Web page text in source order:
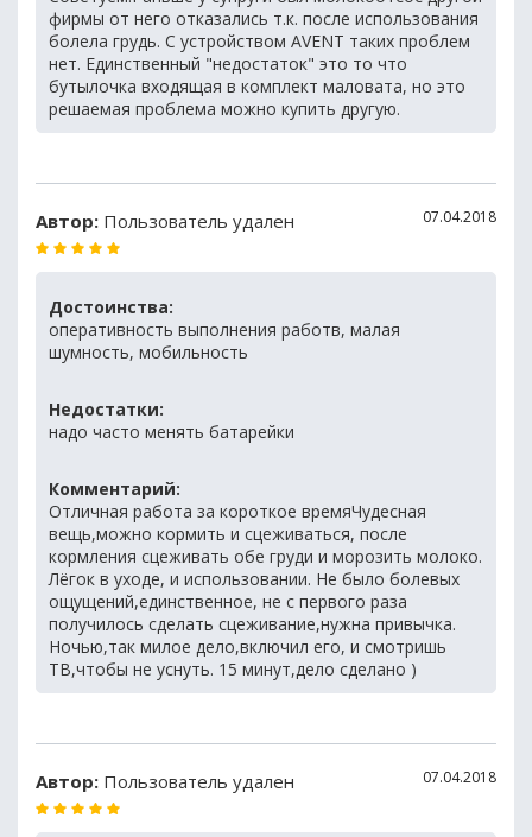
фирмы от него отказались т.к. после использования
болела грудь. С устройством AVENT таких проблем
нет. Единственный "недостаток" это то что
бутылочка входящая в комплект маловата, но это
решаемая проблема можно купить другую.
Автор: Пользователь удален 07.04.2018
Достоинства:
оперативность выполнения работв, малая
шумность, мобильность
Недостатки:
надо часто менять батарейки
Комментарий:
Отличная работа за короткое времяЧудесная
вещь,можно кормить и сцеживаться, после
кормления сцеживать обе груди и морозить молоко.
Лёгок в уходе, и использовании. Не было болевых
ощущений,единственное, не с первого раза
получилось сделать сцеживание,нужна привычка.
Ночью,так милое дело,включил его, и смотришь
ТВ,чтобы не уснуть. 15 минут,дело сделано )
Автор: Пользователь удален 07.04.2018